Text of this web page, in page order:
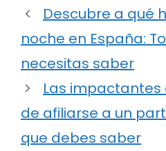
Descubre a qué
noche en España:
necesitas saber
Las
de afiliarse a un
que debes saber